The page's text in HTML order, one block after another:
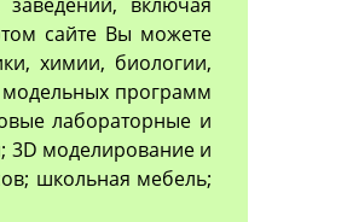
сайте Вы можете
химии, биологии,
модельных программ
лабораторные и
3D моделирование и
школьная мебель;